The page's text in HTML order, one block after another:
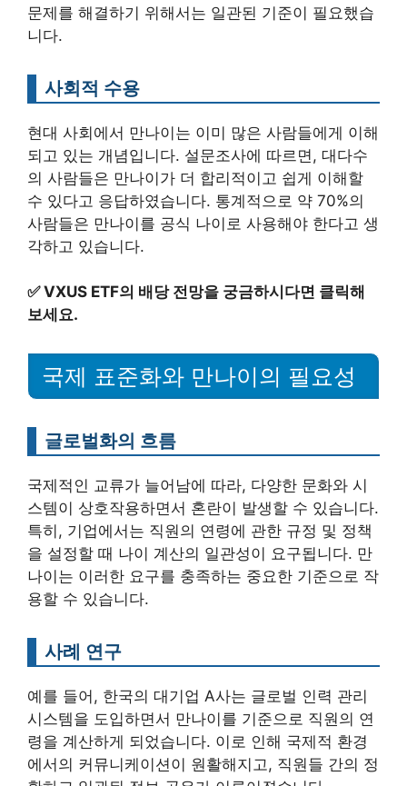
문제를 해결하기 위해서는 일관된 기준이 필요했습
니다.
사회적 수용
현대 사회에서 만나이는 이미 많은 사람들에게 이해
되고 있는 개념입니다. 설문조사에 따르면, 대다수
의 사람들은 만나이가 더 합리적이고 쉽게 이해할
수 있다고 응답하였습니다. 통계적으로 약 70%의
사람들은 만나이를 공식 나이로 사용해야 한다고 생
각하고 있습니다.
✅VXUS ETF의 배당 전망을 궁금하시다면 클릭해
보세요.
국제 표준화와 만나이의 필요성
글로벌화의 흐름
국제적인 교류가 늘어남에 따라, 다양한 문화와 시
스템이 상호작용하면서 혼란이 발생할 수 있습니다.
특히, 기업에서는 직원의 연령에 관한 규정 및 정책
을 설정할 때 나이 계산의 일관성이 요구됩니다. 만
나이는 이러한 요구를 충족하는 중요한 기준으로 작
용할 수 있습니다.
사례 연구
예를 들어, 한국의 대기업 A사는 글로벌 인력 관리
시스템을 도입하면서 만나이를 기준으로 직원의 연
령을 계산하게 되었습니다. 이로 인해 국제적 환경
에서의 커뮤니케이션이 원활해지고, 직원들 간의 정